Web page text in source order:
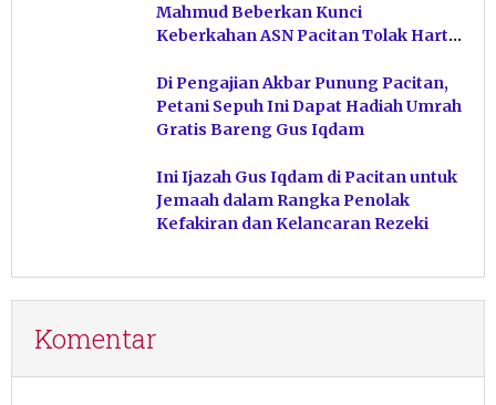
Mahmud Beberkan Kunci
Keberkahan ASN Pacitan Tolak Harta
Di Pengajian Akbar Punung Pacitan,
Petani Sepuh Ini Dapat Hadiah Umrah
Gratis Bareng Gus Iqdam
Ini Ijazah Gus Iqdam di Pacitan untuk
Jemaah dalam Rangka Penolak
Kefakiran dan Kelancaran Rezeki
Komentar